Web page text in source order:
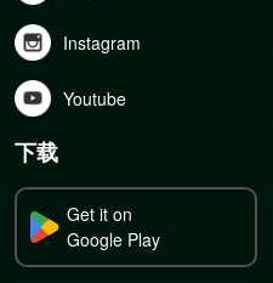
Instagram
Youtube
下载
Get it on
Google Play